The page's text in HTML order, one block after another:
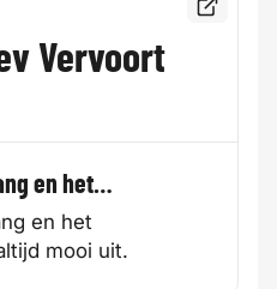
Vervoort
en het…
en het
mooi uit.
Bekijk